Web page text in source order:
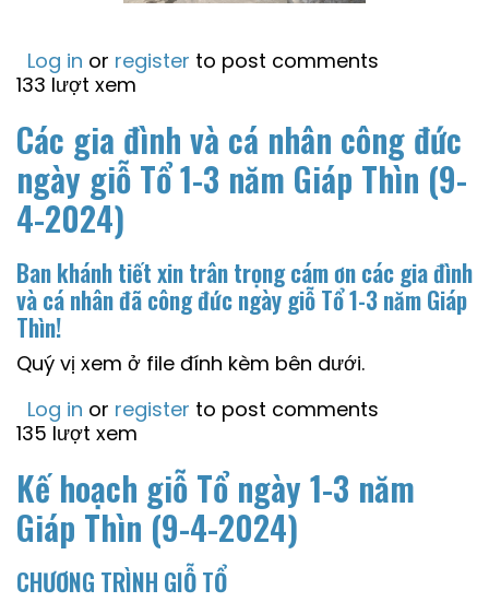
Log in or register to post comments
133 lượt xem
Các gia đình và cá nhân công đức
ngày giỗ Tổ 1-3 năm Giáp Thìn (9-
4-2024)
Ban khánh tiết xin trân trọng cám ơn các gia đình
và cá nhân đã công đức ngày giỗ Tổ 1-3 năm Giáp
Thìn!
Quý vị xem ở file đính kèm bên dưới.
Log in or register to post comments
135 lượt xem
Kế hoạch giỗ Tổ ngày 1-3 năm
Giáp Thìn (9-4-2024)
CHƯƠNG TRÌNH GIỖ TỔ